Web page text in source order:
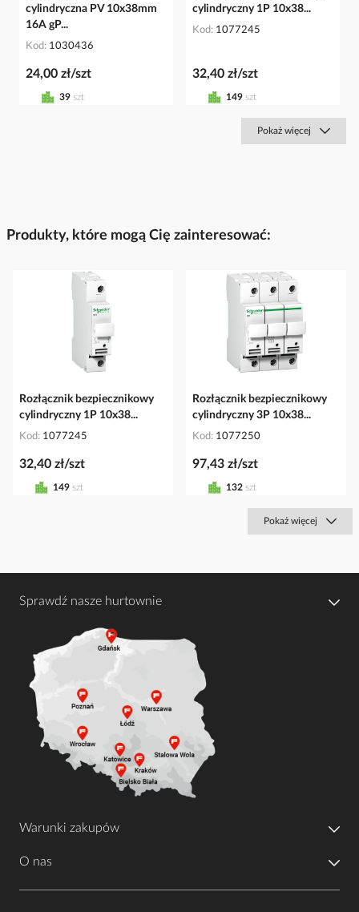
cylindryczna PV 10x38mm
16A gP...
Kod 1030436
24,00 zł/szt
39 szt
cylindryczny 1P 10x38...
Kod 1077245
32,40 zł/szt
149 szt
Pokaż więcej
Produkty, które mogą Cię zainteresować:
Rozłącznik bezpiecznikowy
cylindryczny 1P 10x38...
Kod 1077245
32,40 zł/szt
149 szt
Rozłącznik bezpiecznikowy
cylindryczny 3P 10x38...
Kod 1077250
97,43 zł/szt
132 szt
Pokaż więcej
Sprawdź nasze hurtownie
Warunki zakupów
O nas